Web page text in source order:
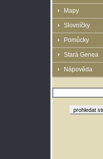
Mapy
Slovníčky
Pomůcky
Stará Genea
Nápověda